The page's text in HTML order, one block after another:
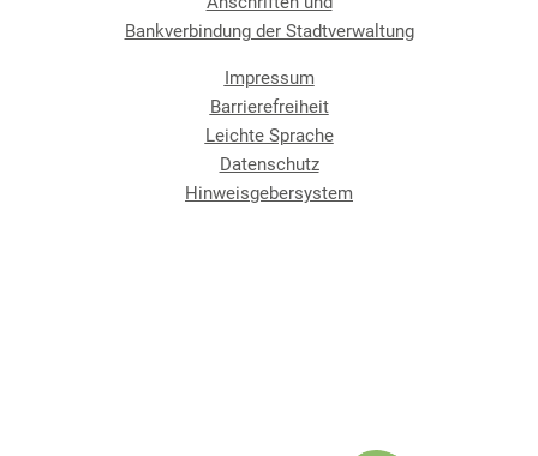
Bankverbindung der Stadtverwaltung
Impressum
Barrierefreiheit
Leichte Sprache
Datenschutz
Hinweisgebersystem